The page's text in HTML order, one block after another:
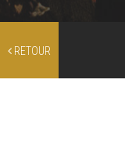
RETOUR